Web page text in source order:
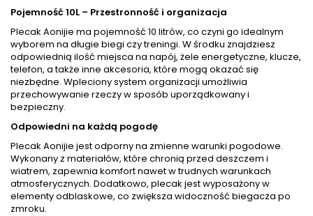
Pojemność 10L – Przestronność i organizacja
Plecak Aonijie ma pojemność 10 litrów, co czyni go idealnym
wyborem na długie biegi czy treningi. W środku znajdziesz
odpowiednią ilość miejsca na napój, żele energetyczne, klucze,
telefon, a także inne akcesoria, które mogą okazać się
niezbędne. Wpleciony system organizacji umożliwia
przechowywanie rzeczy w sposób uporządkowany i
bezpieczny.
Odpowiedni na każdą pogodę
Plecak Aonijie jest odporny na zmienne warunki pogodowe.
Wykonany z materiałów, które chronią przed deszczem i
wiatrem, zapewnia komfort nawet w trudnych warunkach
atmosferycznych. Dodatkowo, plecak jest wyposażony w
elementy odblaskowe, co zwiększa widoczność biegacza po
zmroku.